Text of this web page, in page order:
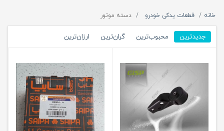
خانه قطعات یدکی خودرو دسته موتور
جدیدترین محبوب‌ترین گران‌ترین ارزان‌ترین